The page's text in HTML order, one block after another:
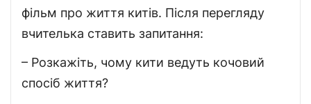
фільм про життя китів. Після перегляду
вчителька ставить запитання:
– Розкажіть, чому кити ведуть кочовий
спосіб життя?